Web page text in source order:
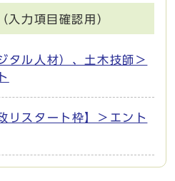
入力項目確認用）
タル人材）、土木技師＞
リスタート枠】＞エント